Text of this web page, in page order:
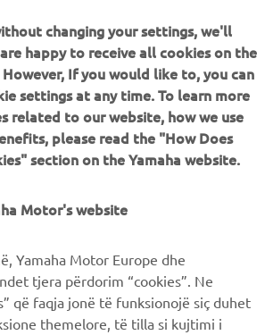
SCOPRI DI PIÙ
changing your settings, we'll
happy to receive all cookies on the
If you would like to, you can
settings at any time. To learn more
related to our website, how we use
please read the "How Does
section on the Yamaha website.
Motor's website
Yamaha Motor Europe dhe
tjera përdorim “cookies”. Ne
që faqja jonë të funksionojë siç duhet
themelore, të tilla si kujtimi i